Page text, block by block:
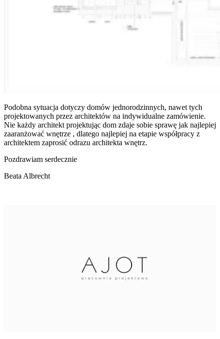
Podobna sytuacja dotyczy domów jednorodzinnych, nawet tych
projektowanych przez architektów na indywidualne zamówienie.
Nie każdy architekt projektując dom zdaje sobie sprawę jak najlepiej
zaaranżować wnętrze , dlatego najlepiej na etapie współpracy z
architektem zaprosić odrazu architekta wnętrz.
Pozdrawiam serdecznie
Beata Albrecht